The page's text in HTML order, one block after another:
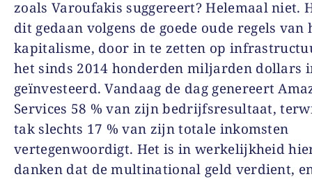
zoals Varoufakis suggereert? Helemaal niet.
dit gedaan volgens de goede oude regels van
kapitalisme, door in te zetten op
het sinds 2014 honderden miljarden dollars
geïnvesteerd. Vandaag de dag genereert
Services 58 % van zijn bedrijfsresultaat,
tak slechts 17 % van zijn totale inkomsten
vertegenwoordigt. Het is in werkelijkheid
danken dat de multinational geld verdient,